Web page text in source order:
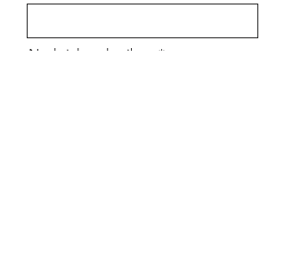
Nachricht schreiben